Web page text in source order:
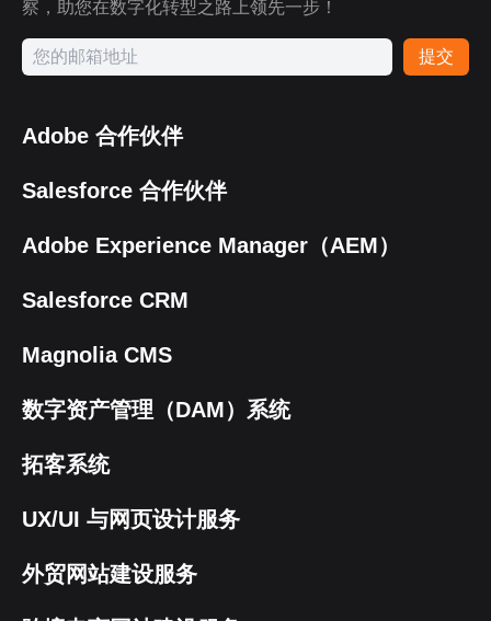
察，助您在数字化转型之路上领先一步！
提交
Adobe 合作伙伴
Salesforce 合作伙伴
Adobe Experience Manager（AEM）
Salesforce CRM
Magnolia CMS
数字资产管理（DAM）系统
拓客系统
UX/UI 与网页设计服务
外贸网站建设服务